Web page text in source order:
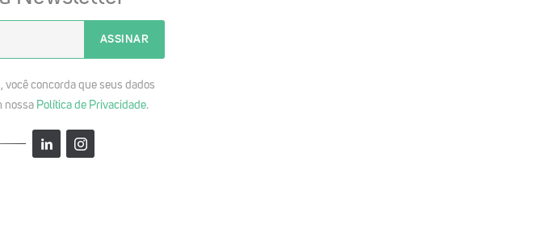
você concorda que seus dados
nossa Política de Privacidade.